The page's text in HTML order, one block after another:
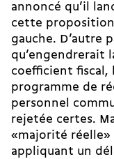
annoncé qu’il
cette proposition
gauche. D’autre
qu’engendrerait
coefficient fiscal,
programme de
personnel
rejetée certes.
«majorité réelle»
appliquant un